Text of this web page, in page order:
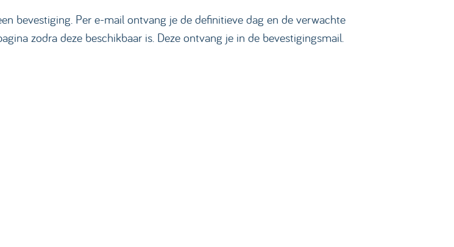
bevestiging. Per e-mail ontvang je de definitieve dag en de verwachte
zodra deze beschikbaar is. Deze ontvang je in de bevestigingsmail.